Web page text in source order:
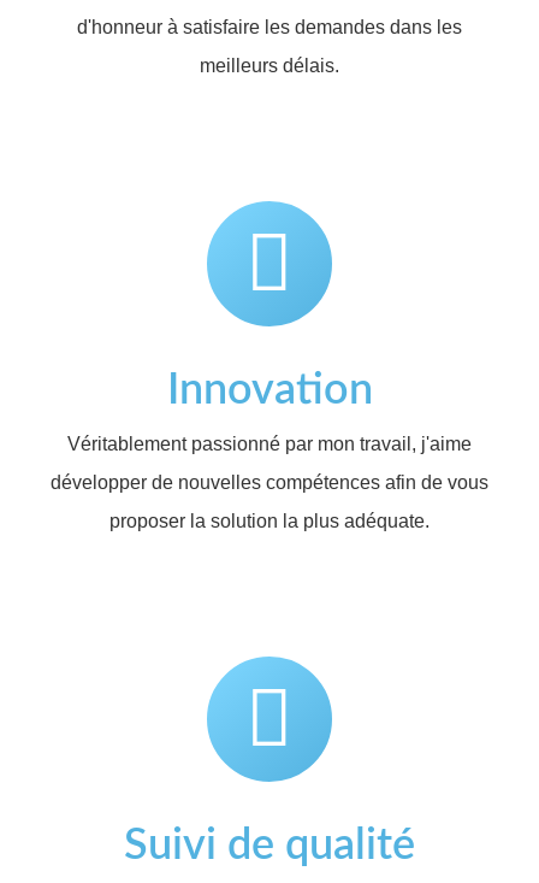
d'honneur à satisfaire les demandes dans les
meilleurs délais.
Innovation
Véritablement passionné par mon travail, j'aime
développer de nouvelles compétences afin de vous
proposer la solution la plus adéquate.
Suivi de qualité